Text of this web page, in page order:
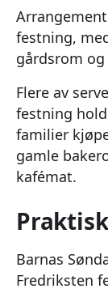
festning,
gårdsrom
Flere av
festning
familier
gamle
kafémat.
Barnas
Fredriksten